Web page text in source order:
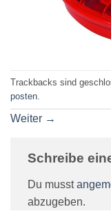
Trackbacks sind
posten
Weiter →
Schreibe
Du musst
abzugeben.